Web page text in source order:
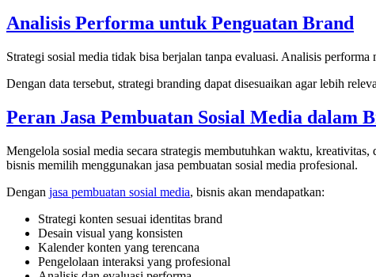
Analisis Performa untuk Penguatan Brand
Strategi sosial media tidak bisa berjalan tanpa evaluasi. Analisis
Dengan data tersebut, strategi branding dapat disesuaikan agar lebih
Peran Jasa Pembuatan Sosial Media dalam
Mengelola sosial media secara strategis membutuhkan waktu,
bisnis memilih menggunakan jasa pembuatan sosial media profesional.
Dengan jasa pembuatan sosial media, bisnis akan mendapatkan:
Strategi konten sesuai identitas brand
Desain visual yang konsisten
Kalender konten yang terencana
Pengelolaan interaksi yang profesional